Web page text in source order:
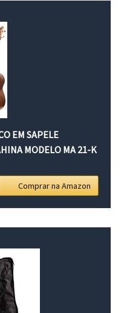
EM SAPELE
MODELO MA 21-K
Comprar na Amazon